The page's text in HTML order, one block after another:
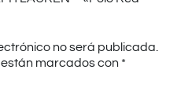
no será publicada.
marcados con *